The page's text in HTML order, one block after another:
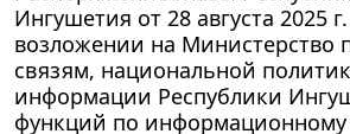
Ингушетия от 28 августа 2025
возложении на Министерство
связям, национальной
информации Республики
функций по информационному